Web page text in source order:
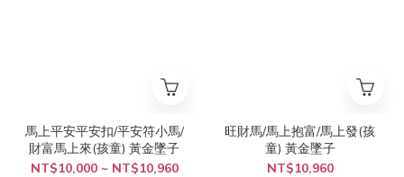
馬上平安平安扣/平安符小馬/
財富馬上來(孩童) 黃金墜子
NT$10,000 ~ NT$10,960
旺財馬/馬上抱富/馬上發(孩
童) 黃金墜子
NT$10,960